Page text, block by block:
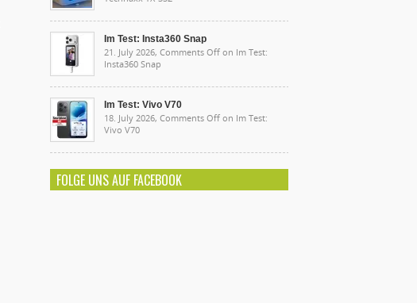
Im Test: Insta360 Snap
21. July 2026, Comments Off on Im Test:
Insta360 Snap
Im Test: Vivo V70
18. July 2026, Comments Off on Im Test:
Vivo V70
FOLGE UNS AUF FACEBOOK